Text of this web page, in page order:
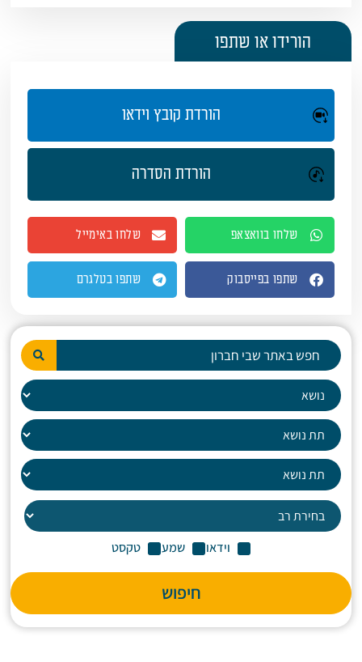
הורידו או שתפו
הורדת קובץ וידאו
הורדת הסדרה
שלחו בוואצאפ שלחו באימייל
שתפו בפייסבוק שתפו בטלגרם
וידאו שמע טקסט
חיפוש